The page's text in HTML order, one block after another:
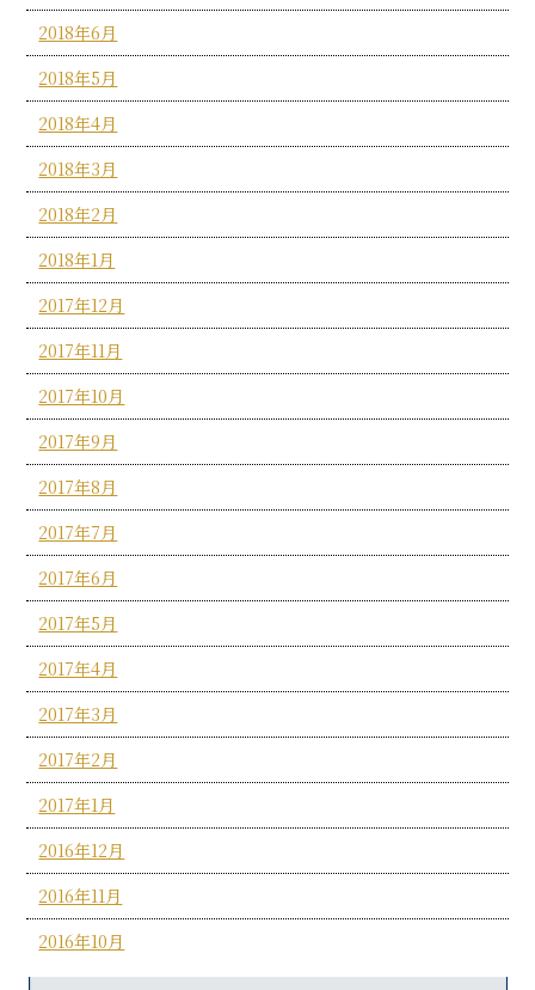
2018年6月
2018年5月
2018年4月
2018年3月
2018年2月
2018年1月
2017年12月
2017年11月
2017年10月
2017年9月
2017年8月
2017年7月
2017年6月
2017年5月
2017年4月
2017年3月
2017年2月
2017年1月
2016年12月
2016年11月
2016年10月